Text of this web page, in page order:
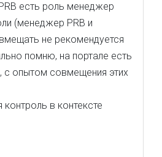
есть роль менеджер
(менеджер PRB и
не рекомендуется
помню, на портале есть
с опытом совмещения этих
в контексте